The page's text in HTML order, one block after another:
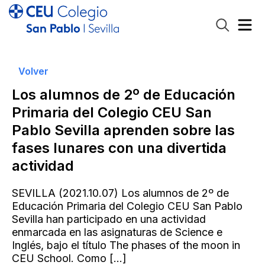
Volver
Los alumnos de 2º de Educación
Primaria del Colegio CEU San
Pablo Sevilla aprenden sobre las
fases lunares con una divertida
actividad
SEVILLA (2021.10.07) Los alumnos de 2º de
Educación Primaria del Colegio CEU San Pablo
Sevilla han participado en una actividad
enmarcada en las asignaturas de Science e
Inglés, bajo el título The phases of the moon in
CEU School. Como […]